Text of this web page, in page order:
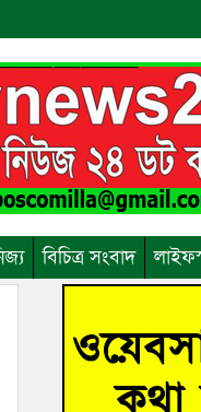
বিচিত্র সংবাদ